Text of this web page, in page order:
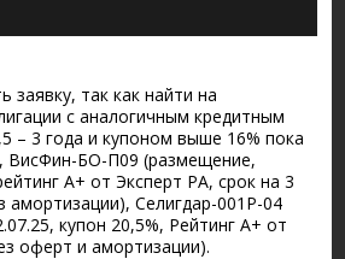
заявку, так как найти на
с аналогичным кредитным
– 3 года и купоном выше 16% пока
ВисФин-БО-П09 (размещение,
А+ от Эксперт РА, срок на 3
амортизации), Селигдар-001Р-04
купон 20,5%, Рейтинг А+ от
оферт и амортизации).